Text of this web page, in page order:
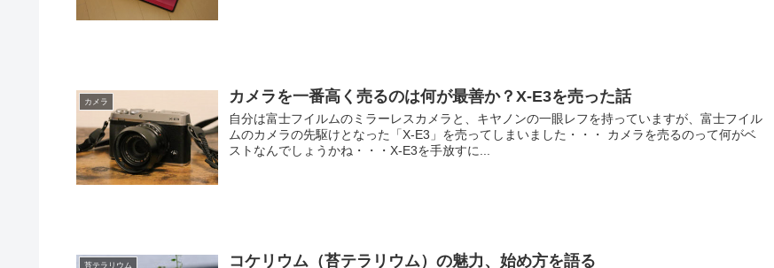
カメラ カメラを一番高く売るのは何が最善か？X-E3を売った話
自分は富士フイルムのミラーレスカメラと、キヤノンの一眼レフを持っていますが、富士フイル
ムのカメラの先駆けとなった「X-E3」を売ってしまいました・・・ カメラを売るのって何がベ
ストなんでしょうかね・・・X-E3を手放すに...
苔テラリウム コケリウム（苔テラリウム）の魅力、始め方を語る